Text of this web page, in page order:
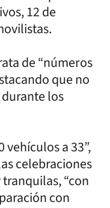
12 de
de “números
que no
los
vehículos a 33”,
celebraciones
“con
con